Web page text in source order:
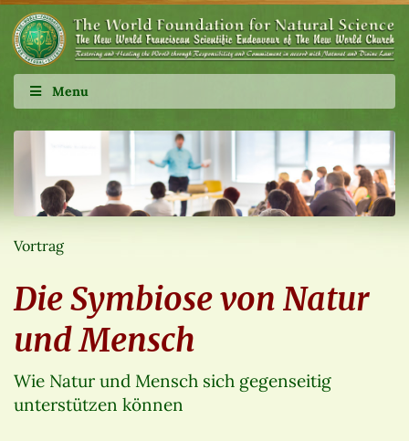
Menu
Vortrag
Die Symbiose von Natur
und Mensch
Wie Natur und Mensch sich gegenseitig
unterstützen können